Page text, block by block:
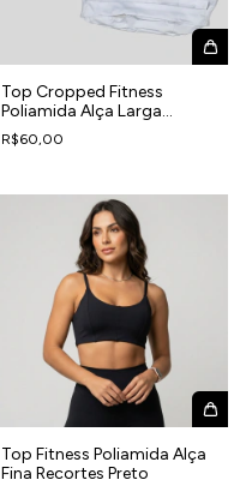
Top Cropped Fitness
Poliamida Alça Larga
Suporte
R$60,00
Top Fitness Poliamida Alça
Fina Recortes Preto